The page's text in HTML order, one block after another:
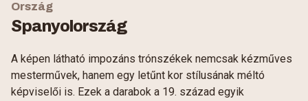
Ország
Spanyolország
A képen látható impozáns trónszékek nemcsak kézműves
mesterművek, hanem egy letűnt kor stílusának méltó
képviselői is. Ezek a darabok a 19. század egyik